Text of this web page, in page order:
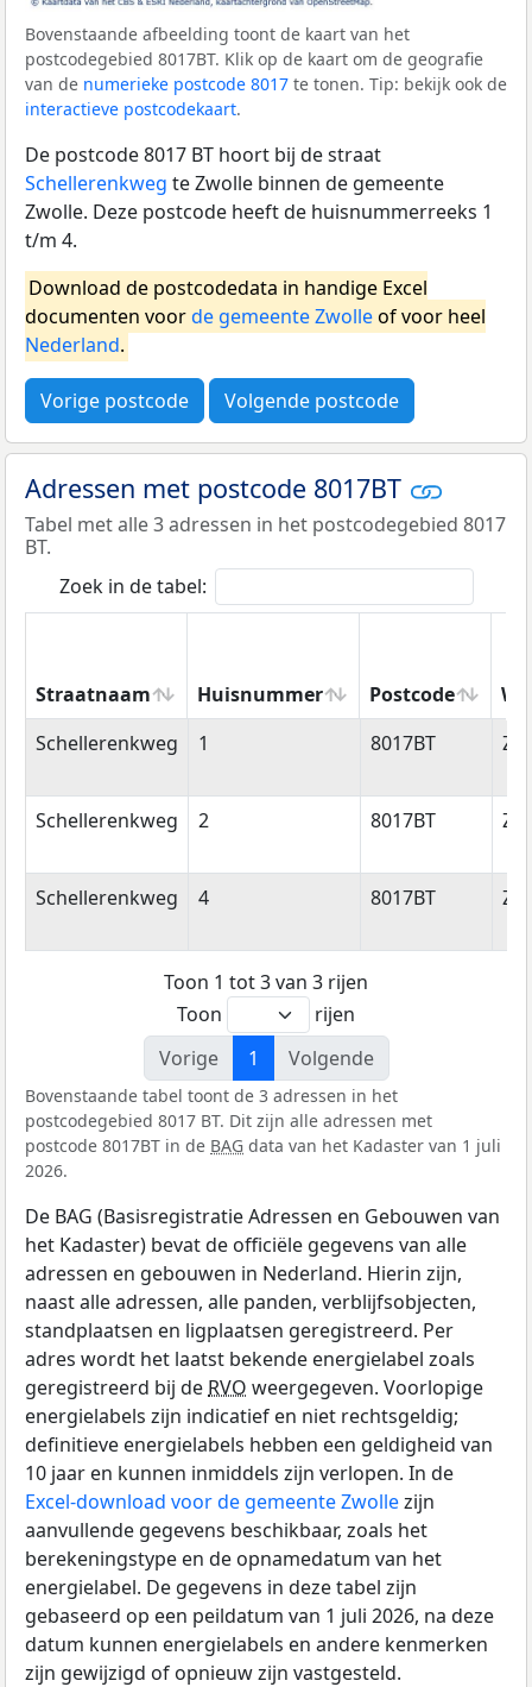
Bovenstaande afbeelding toont de kaart van het
postcodegebied 8017BT. Klik op de kaart om de geografie
van de numerieke postcode 8017 te tonen. Tip: bekijk ook de
interactieve postcodekaart.
De postcode 8017 BT hoort bij de straat
Schellerenkweg te Zwolle binnen de gemeente
Zwolle. Deze postcode heeft de huisnummerreeks 1
t/m 4.
Download de postcodedata in handige Excel
documenten voorde gemeente Zwolleof voor heel
Nederland.
Vorige postcode Volgende postcode
Adressen met postcode 8017BT
Tabel met alle 3 adressen in het postcodegebied 8017
BT.
Zoek in de tabel:
Straatnaam Huisnummer Postcode
Straatnaam
Huisnummer Postcode
Schellerenkweg 1 8017BT
Schellerenkweg 2 8017BT
Schellerenkweg 4 8017BT
Toon 1 tot 3 van 3 rijen
Toon
rijen
Vorige
1 Volgende
Bovenstaande tabel toont de 3 adressen in het
postcodegebied 8017 BT. Dit zijn alle adressen met
postcode 8017BT in de BAG data van het Kadaster van 1 juli
2026.
De BAG (Basisregistratie Adressen en Gebouwen van
het Kadaster) bevat de officiële gegevens van alle
adressen en gebouwen in Nederland. Hierin zijn,
naast alle adressen, alle panden, verblijfsobjecten,
standplaatsen en ligplaatsen geregistreerd. Per
adres wordt het laatst bekende energielabel zoals
geregistreerd bij de RVO weergegeven. Voorlopige
energielabels zijn indicatief en niet rechtsgeldig;
definitieve energielabels hebben een geldigheid van
10 jaar en kunnen inmiddels zijn verlopen. In de
Excel-download voor de gemeente Zwollezijn
aanvullende gegevens beschikbaar, zoals het
berekeningstype en de opnamedatum van het
energielabel. De gegevens in deze tabel zijn
gebaseerd op een peildatum van 1 juli 2026, na deze
datum kunnen energielabels en andere kenmerken
zijn gewijzigd of opnieuw zijn vastgesteld.